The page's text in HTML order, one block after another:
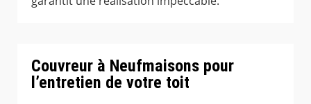
Couvreur à Neufmaisons pour
l’entretien de votre toit